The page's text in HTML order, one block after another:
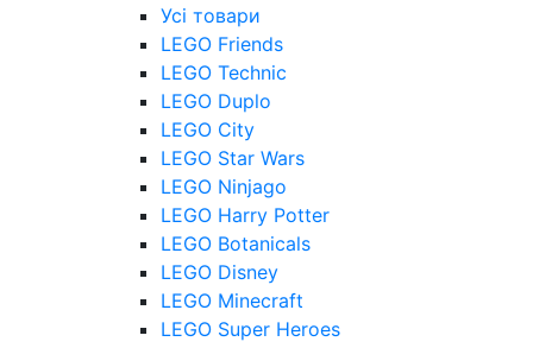
Усі товари
LEGO Friends
LEGO Technic
LEGO Duplo
LEGO City
LEGO Star Wars
LEGO Ninjago
LEGO Harry Potter
LEGO Botanicals
LEGO Disney
LEGO Minecraft
LEGO Super Heroes